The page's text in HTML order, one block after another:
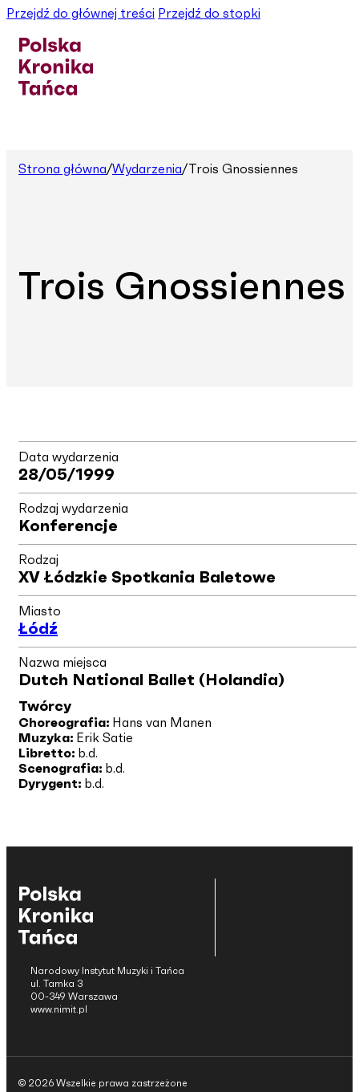
Przejdź do głównej treści Przejdź do stopki
Strona główna/Wydarzenia/Trois Gnossiennes
Trois Gnossiennes
Data wydarzenia
28/05/1999
Rodzaj wydarzenia
Konferencje
Rodzaj
XV Łódzkie Spotkania Baletowe
Miasto
Łódź
Nazwa miejsca
Dutch National Ballet (Holandia)
Twórcy
Choreografia: Hans van Manen
Muzyka: Erik Satie
Libretto: b.d.
Scenografia: b.d.
Dyrygent: b.d.
Narodowy Instytut Muzyki i Tańca
ul. Tamka 3
00-349 Warszawa
www.nimit.pl
© 2026 Wszelkie prawa zastrzeżone